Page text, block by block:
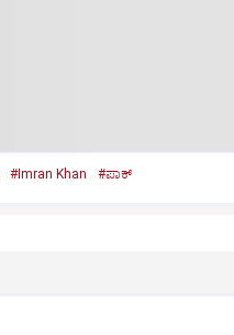
#Imran Khan #ಪಾಕ್‌